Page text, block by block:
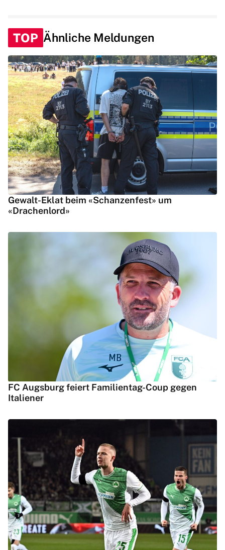
TOP Ähnliche Meldungen
Gewalt-Eklat beim «Schanzenfest» um
«Drachenlord»
FC Augsburg feiert Familientag-Coup gegen
Italiener